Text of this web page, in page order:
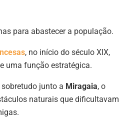
para abastecer a população.
, no início do século XIX,
uma função estratégica.
junto a Miragaia, o
naturais que dificultavam